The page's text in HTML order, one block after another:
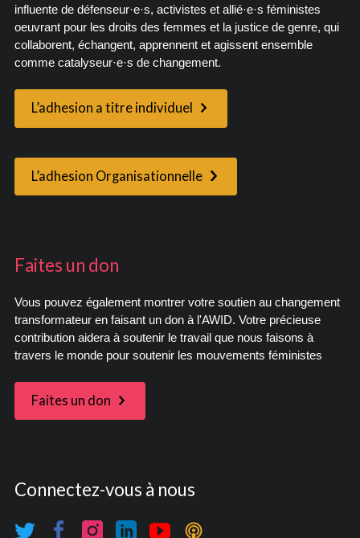
influente de défenseur·e·s, activistes et allié·e·s féministes
oeuvrant pour les droits des femmes et la justice de genre, qui
collaborent, échangent, apprennent et agissent ensemble
comme catalyseur·e·s de changement.
L’adhesion a titre individuel
L’adhesion Organisationnelle
Faites un don
Vous pouvez également montrer votre soutien au changement
transformateur en faisant un don à l'AWID. Votre précieuse
contribution aidera à soutenir le travail que nous faisons à
travers le monde pour soutenir les mouvements féministes
Faites un don
Connectez-vous à nous